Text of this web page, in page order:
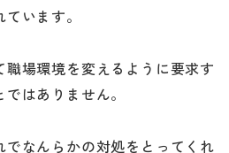
います。
場環境を変えるように要求す
はありません。
なんらかの対処をとってくれ